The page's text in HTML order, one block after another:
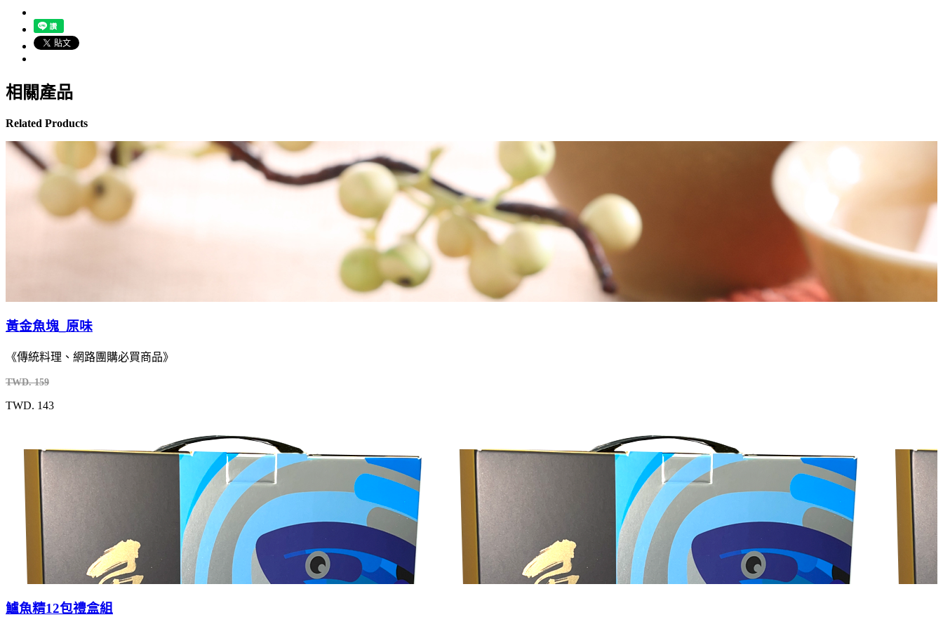
相關產品
Related Products
黃金魚塊_原味
《傳統料理、網路團購必買商品》
TWD. 159
TWD. 143
鱸魚精12包禮盒組